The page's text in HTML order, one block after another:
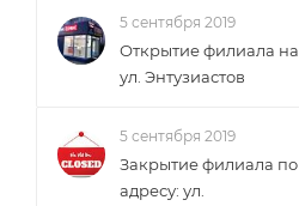
5 сентября 2019
Открытие филиала на
ул. Энтузиастов
5 сентября 2019
Закрытие филиала по
адресу: ул.